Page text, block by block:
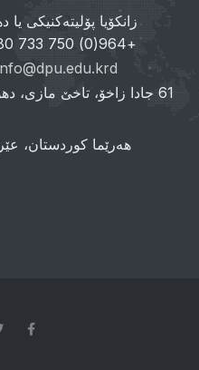
زانکۆیا پۆلیتەکنیکی یا
+964(0) 750 733 2080
61 جادا زاخۆ، تاخێ مازی، دهۆك 1006،
هەرێما کوردستان،